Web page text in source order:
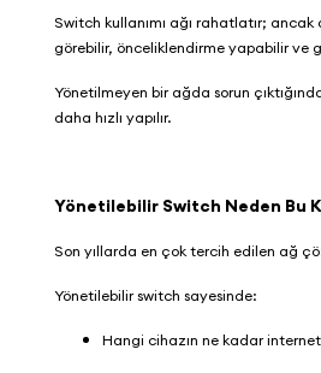
Switch kullanımı ağı rahatlatır;
görebilir, önceliklendirme yapabilir ve
Yönetilmeyen bir ağda sorun
daha hızlı yapılır.
Yönetilebilir Switch Neden Bu
Son yıllarda en çok tercih edilen ağ
Yönetilebilir switch sayesinde:
Hangi cihazın ne kadar internet